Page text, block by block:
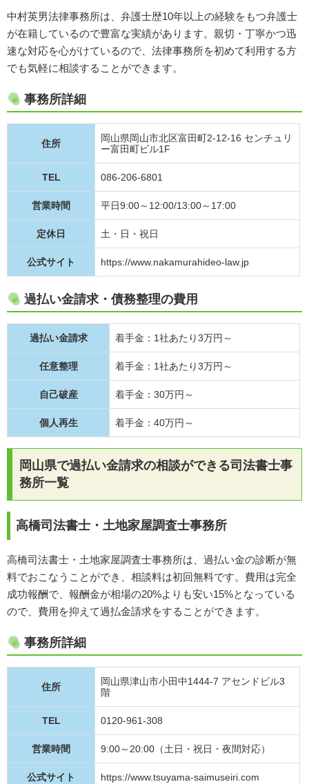
中村英男法律事務所は、弁護士歴10年以上の経験をもつ弁護士
が在籍しているので豊富な実績があります。親切・丁寧かつ迅
速な対応を心がけているので、法律事務所を初めて利用する方
でも気軽に相談することができます。
事務所詳細
住所
岡山県岡山市北区富田町2-12-16 センチュリ
ー富田町ビル1F
TEL 086-206-6801
営業時間 平日9:00～12:00/13:00～17:00
定休日 土・日・祝日
公式サイト https://www.nakamurahideo-law.jp
過払い金請求・債務整理の費用
過払い金請求 着手金：1社あたり3万円～
任意整理 着手金：1社あたり3万円～
自己破産 着手金：30万円～
個人再生 着手金：40万円～
岡山県で過払い金請求の相談ができる司法書士事
務所一覧
高橋司法書士・土地家屋調査士事務所
高橋司法書士・土地家屋調査士事務所は、過払い金の診断が無
料でおこなうことができ、相談料は初回無料です。費用は完全
成功報酬で、報酬金が相場の20%よりも安い15%となっている
ので、費用を抑えて過払金請求をすることができます。
事務所詳細
住所
岡山県津山市小田中1444-7 アセンドビル3
階
TEL 0120-961-308
営業時間 9:00～20:00（土日・祝日・夜間対応）
公式サイト https://www.tsuyama-saimuseiri.com